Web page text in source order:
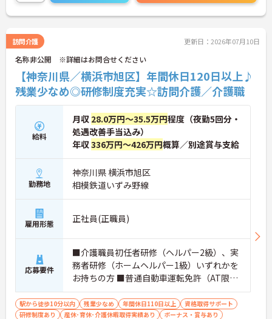
訪問介護 更新日：2026年07月10日
名称非公開 ※詳細はお問合せください
【神奈川県／横浜市旭区】年間休日120日以上♪
残業少なめ◎研修制度充実☆訪問介護／介護職
給料
月収 28.0万円～35.5万円程度（夜勤5回分・
処遇改善手当込み）
年収336万円～426万円概算／別途賞与支給
勤務地
神奈川県 横浜市旭区
相模鉄道いずみ野線
雇用形態 正社員(正職員)
応募要件
■介護職員初任者研修（ヘルパー2級）、実
務者研修（ホームヘルパー1級）いずれかを
お持ちの方 ■普通自動車運転免許（AT限定
可）※業務で運転します
駅から徒歩10分以内 残業少なめ 年間休日110日以上
資格取得サポート
研修制度あり
産休･育休･介護休暇取得実績あり ボーナス・賞与あり